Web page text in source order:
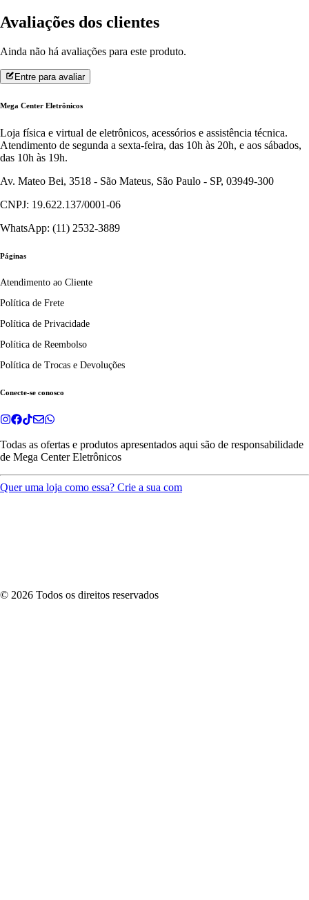
Avaliações dos clientes
Ainda não há avaliações para este produto.
Entre para avaliar
Mega Center Eletrônicos
Loja física e virtual de eletrônicos, acessórios e assistência técnica.
Atendimento de segunda a sexta-feira, das 10h às 20h, e aos sábados,
das 10h às 19h.
Av. Mateo Bei, 3518 - São Mateus, São Paulo - SP, 03949-300
CNPJ: 19.622.137/0001-06
WhatsApp: (11) 2532-3889
Páginas
Atendimento ao Cliente
Política de Frete
Política de Privacidade
Política de Reembolso
Política de Trocas e Devoluções
Conecte-se conosco
Todas as ofertas e produtos apresentados aqui são de responsabilidade
de Mega Center Eletrônicos
Quer uma loja como essa? Crie a sua com
© 2026 Todos os direitos reservados